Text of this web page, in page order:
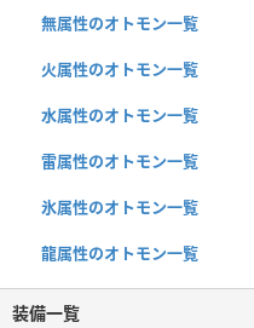
無属性のオトモン一覧
火属性のオトモン一覧
水属性のオトモン一覧
雷属性のオトモン一覧
氷属性のオトモン一覧
龍属性のオトモン一覧
装備一覧